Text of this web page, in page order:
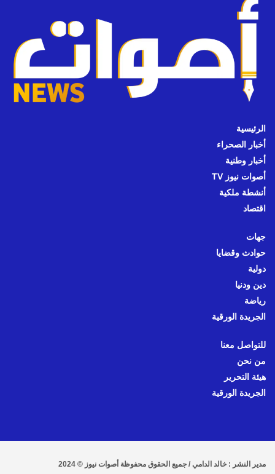
الرئيسية
أخبار الصحراء
أخبار وطنية
أصوات نيوز TV
أنشطة ملكية
اقتصاد
جهات
حوادث وقضايا
دولية
دين ودنيا
رياضة
الجريدة الورقية
للتواصل معنا
من نحن
هيئة التحرير
الجريدة الورقية
مدير النشر : خالد الدامي / جميع الحقوق محفوظة أصوات نيوز © 2024